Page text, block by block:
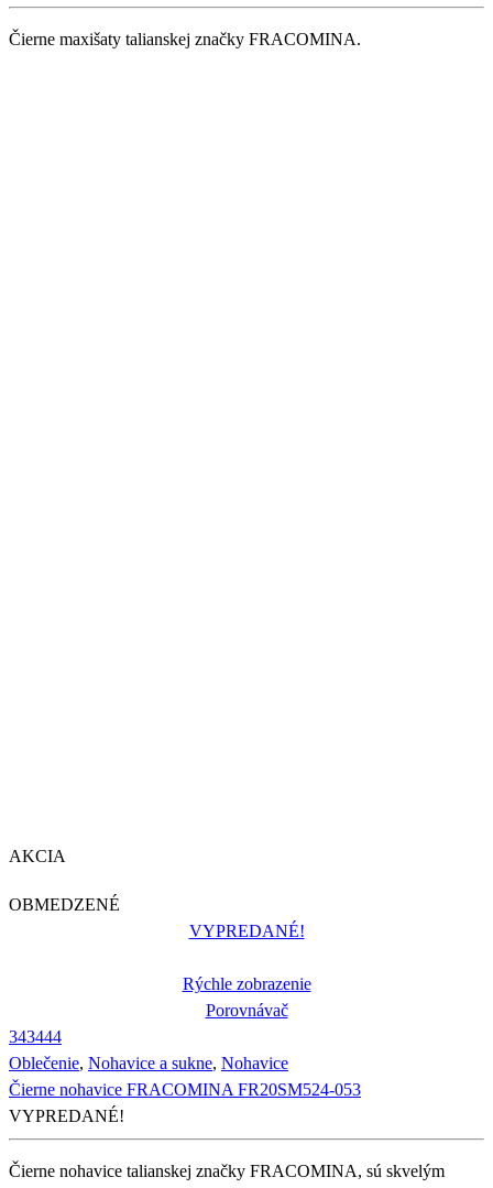
Čierne maxišaty talianskej značky FRACOMINA.
AKCIA
OBMEDZENÉ
VYPREDANÉ!
Rýchle zobrazenie
Porovnávač
343444
Oblečenie, Nohavice a sukne, Nohavice
Čierne nohavice FRACOMINA FR20SM524-053
VYPREDANÉ!
Čierne nohavice talianskej značky FRACOMINA, sú skvelým